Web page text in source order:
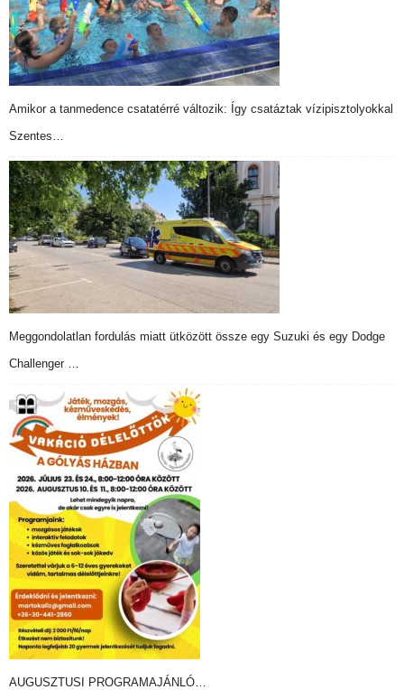
Amikor a tanmedence csatatérré változik: Így csatáztak vízipisztolyokkal
Szentes…
Meggondolatlan fordulás miatt ütközött össze egy Suzuki és egy Dodge
Challenger …
AUGUSZTUSI PROGRAMAJÁNLÓ…